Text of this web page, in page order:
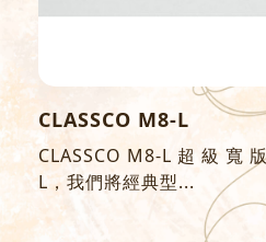
CLASSCO M8-L
CLASSCO M8-L 超 級 寬
L，我們將經典型...